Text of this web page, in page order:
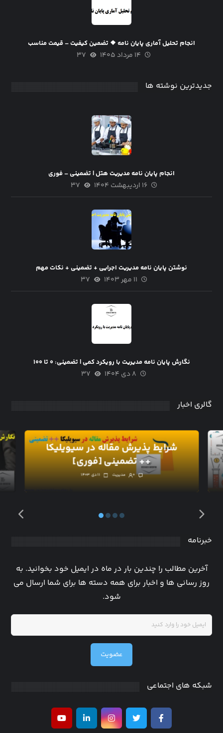
انجام تحلیل آماری پایان نامه ❖ تضمین کیفیت – قیمت مناسب
۱۴ مرداد ۱۴۰۵ ۳۷
جدیدترین نوشته ها
انجام پایان نامه مدیریت هتل | تضمینی – فوری
۱۶ اردیبهشت ۱۴۰۴ ۳۷
نوشتن پایان نامه مدیریت اجرایی + تضمینی + نکات مهم
۱۱ مهر ۱۴۰۳ ۳۷
نگارش پایان نامه مدیریت با رویکرد کمی | تضمینی: ۰ تا ۱۰۰
۸ دی ۱۴۰۴ ۳۷
گالری اخبار
شرایط پذیرش مقاله در سیویلیکا
++ تضمینی [فوری]
۱۱ دی ۱۴۰۳ مدیریت ۰
خبرنامه
آخرین مطالب را چندین بار در ماه در ایمیل خود بخوانید. به
روز رسانی ها و اخبار برای همه دسته ها برای شما ارسال می
شود.
عضویت
شبکه های اجتماعی